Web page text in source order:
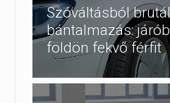
Szóváltásból
bántalmazás:
földön fekvő férfit